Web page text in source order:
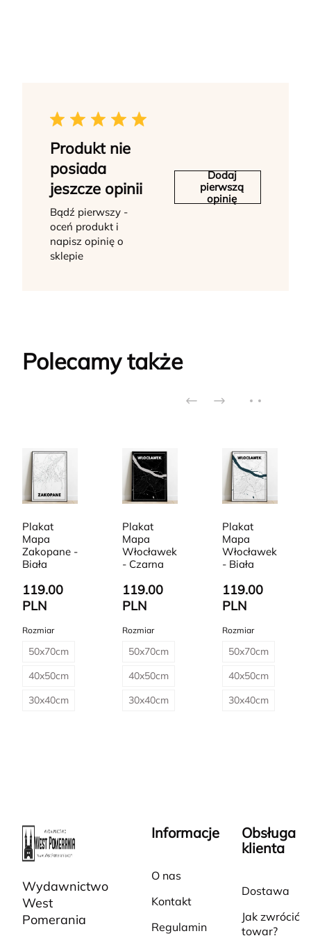
Produkt nie
posiada
jeszcze opinii
Bądź pierwszy -
oceń produkt i
napisz opinię o
sklepie
Dodaj
pierwszą
opinię
Polecamy także
Plakat
Mapa
Zakopane -
Biała
119.00
PLN
Rozmiar
50x70cm
40x50cm
30x40cm
Plakat
Mapa
Włocławek
- Czarna
119.00
PLN
Rozmiar
50x70cm
40x50cm
30x40cm
Plakat
Mapa
Włocławek
- Biała
119.00
PLN
Rozmiar
50x70cm
40x50cm
30x40cm
Wydawnictwo
West
Pomerania
Informacje
O nas
Kontakt
Regulamin
Obsługa
klienta
Dostawa
Jak zwrócić
towar?